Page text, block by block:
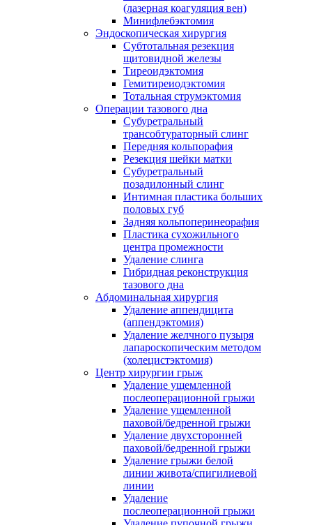
(лазерная коагуляция вен)
Минифлебэктомия
Эндоскопическая хирургия
Субтотальная резекция
щитовидной железы
Тиреоидэктомия
Гемитиреиодэктомия
Тотальная струмэктомия
Операции тазового дна
Субуретральный
трансобтураторный слинг
Передняя кольпорафия
Резекция шейки матки
Субуретральный
позадилонный слинг
Интимная пластика больших
половых губ
Задняя кольпоперинеорафия
Пластика сухожильного
центра промежности
Удаление слинга
Гибридная реконструкция
тазового дна
Абдоминальная хирургия
Удаление аппендицита
(аппендэктомия)
Удаление желчного пузыря
лапароскопическим методом
(холецистэктомия)
Центр хирургии грыж
Удаление ущемленной
послеоперационной грыжи
Удаление ущемленной
паховой/бедренной грыжи
Удаление двухсторонней
паховой/бедренной грыжи
Удаление грыжи белой
линии живота/спигилиевой
линии
Удаление
послеоперационной грыжи